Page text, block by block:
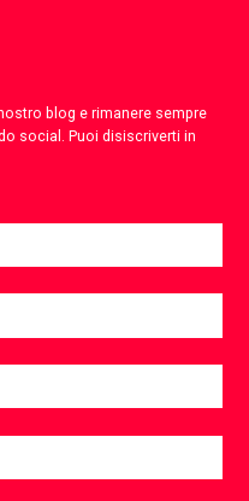
blog e rimanere sempre
social. Puoi disiscriverti in